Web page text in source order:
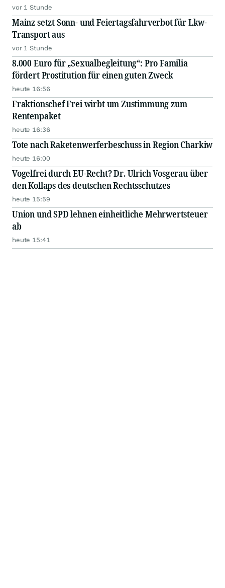
vor 1 Stunde
Mainz setzt Sonn- und Feiertagsfahrverbot für Lkw-
Transport aus
vor 1 Stunde
8.000 Euro für „Sexualbegleitung“: Pro Familia
fördert Prostitution für einen guten Zweck
heute 16:56
Fraktionschef Frei wirbt um Zustimmung zum
Rentenpaket
heute 16:36
Tote nach Raketenwerferbeschuss in Region Charkiw
heute 16:00
Vogelfrei durch EU-Recht? Dr. Ulrich Vosgerau über
den Kollaps des deutschen Rechtsschutzes
heute 15:59
Union und SPD lehnen einheitliche Mehrwertsteuer
ab
heute 15:41